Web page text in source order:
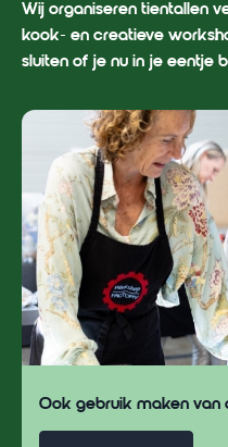
Wij organiseren tientallen
kook- en creatieve
sluiten of je nu in je eentje
Ook gebruik maken van